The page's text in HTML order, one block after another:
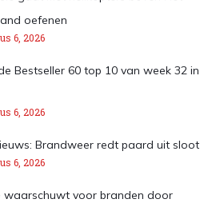
oefenen
6, 2026
Bestseller 60 top 10 van week 32 in
6, 2026
Brandweer redt paard uit sloot
6, 2026
waarschuwt voor branden door